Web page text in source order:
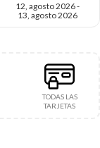
12, agosto 2026 -
13, agosto 2026
TODAS LAS
TARJETAS